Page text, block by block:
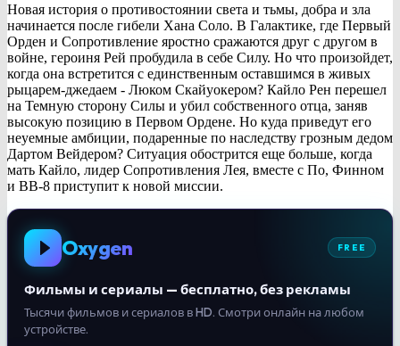
Новая история о противостоянии света и тьмы, добра и зла
начинается после гибели Хана Соло. В Галактике, где Первый
Орден и Сопротивление яростно сражаются друг с другом в
войне, героиня Рей пробудила в себе Силу. Но что произойдет,
когда она встретится с единственным оставшимся в живых
рыцарем-джедаем - Люком Скайуокером? Кайло Рен перешел
на Темную сторону Силы и убил собственного отца, заняв
высокую позицию в Первом Ордене. Но куда приведут его
неуемные амбиции, подаренные по наследству грозным дедом
Дартом Вейдером? Ситуация обострится еще больше, когда
мать Кайло, лидер Сопротивления Лея, вместе с По, Финном
и BB-8 приступит к новой миссии.
Oxygen FREE
Фильмы и сериалы — бесплатно, без рекламы
Тысячи фильмов и сериалов в HD. Смотри онлайн на любом
устройстве.